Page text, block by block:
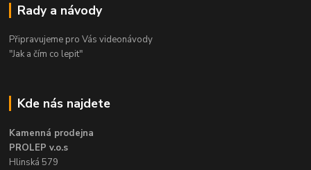
Rady a návody
Připravujeme pro Vás videonávody
"Jak a čím co lepit"
Kde nás najdete
Kamenná prodejna
PROLEP v.o.s
Hlinská 579